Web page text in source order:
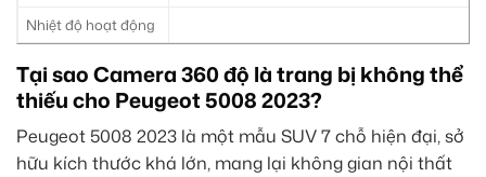
Nhiệt độ hoạt động
Tại sao Camera 360 độ là trang bị không thể
thiếu cho Peugeot 5008 2023?
Peugeot 5008 2023 là một mẫu SUV 7 chỗ hiện đại, sở
hữu kích thước khá lớn, mang lại không gian nội thất